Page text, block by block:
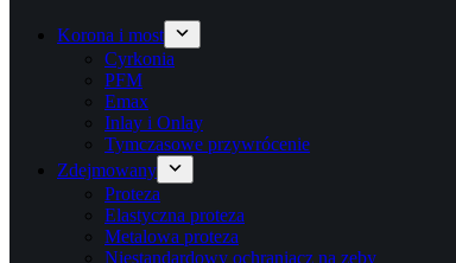
Korona i most
Cyrkonia
PFM
Emax
Inlay i Onlay
Tymczasowe przywrócenie
Zdejmowany
Proteza
Elastyczna proteza
Metalowa proteza
Niestandardowy ochraniacz na zęby